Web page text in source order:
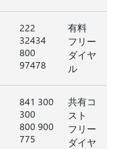
222
32434
800
97478
有料
フリー
ダイヤ
ル
841 300
300
800 900
775
共有コ
スト
フリー
ダイヤ